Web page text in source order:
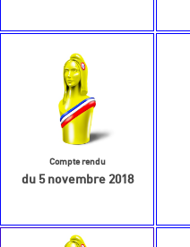
Compte rendu
du 5 novembre 2018